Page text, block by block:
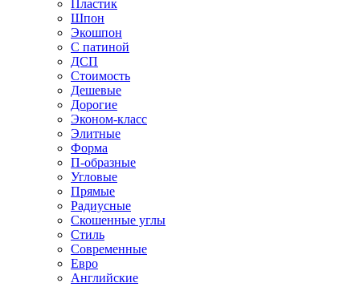
Пластик
Шпон
Экошпон
С патиной
ДСП
Стоимость
Дешевые
Дорогие
Эконом-класс
Элитные
Форма
П-образные
Угловые
Прямые
Радиусные
Скошенные углы
Стиль
Современные
Евро
Английские